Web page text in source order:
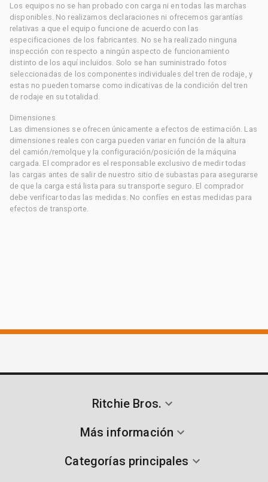
Los equipos no se han probado con carga ni en todas las marchas
disponibles. No realizamos declaraciones ni ofrecemos garantías
relativas a que el equipo funcione de acuerdo con las
especificaciones de los fabricantes. No se ha realizado ninguna
inspección con respecto a ningún aspecto de funcionamiento
distinto de los aquí incluidos. Solo se han suministrado fotos
seleccionadas de los componentes individuales del tren de rodaje, y
estas no pueden tomarse como indicativas de la condición del tren
de rodaje en su totalidad.
Dimensiones
Las dimensiones se ofrecen únicamente a efectos de estimación. Las
dimensiones reales con carga pueden variar en función de la altura
del camión/remolque y la configuración/posición de la máquina
cargada. El comprador es el responsable exclusivo de medir todas
las cargas antes de salir de nuestro sitio de subastas para asegurarse
de que la carga está lista para su transporte seguro. El comprador
debe verificar todas las medidas. No confíes en estas medidas para
efectos de transporte.
Ritchie Bros.
Más información
Categorías principales